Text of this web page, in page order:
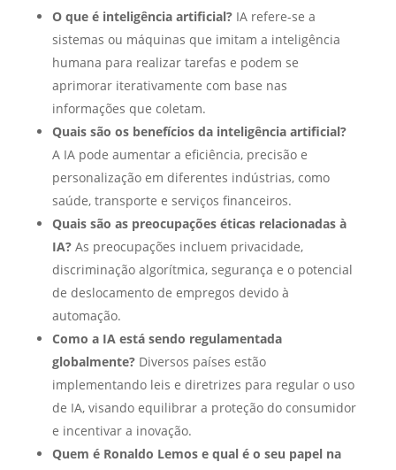
O que é inteligência artificial?IA refere-se a
sistemas ou máquinas que imitam a inteligência
humana para realizar tarefas e podem se
aprimorar iterativamente com base nas
informações que coletam.
Quais são os benefícios da inteligência artificial?
A IA pode aumentar a eficiência, precisão e
personalização em diferentes indústrias, como
saúde, transporte e serviços financeiros.
Quais são as preocupações éticas relacionadas à
IA?As preocupações incluem privacidade,
discriminação algorítmica, segurança e o potencial
de deslocamento de empregos devido à
automação.
Como a IA está sendo regulamentada
globalmente?Diversos países estão
implementando leis e diretrizes para regular o uso
de IA, visando equilibrar a proteção do consumidor
e incentivar a inovação.
Quem é Ronaldo Lemos e qual é o seu papel na